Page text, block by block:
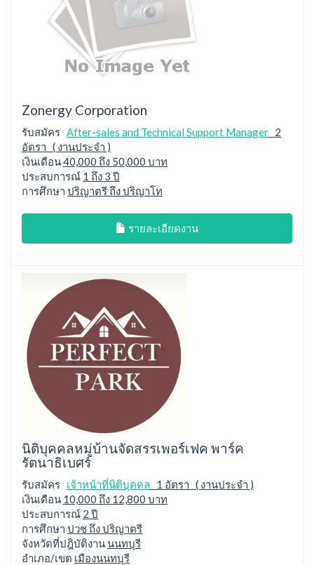
Zonergy Corporation
รับสมัคร After-sales and Technical Support Manager 2
อัตรา ( งานประจำ )
เงินเดือน40,000 ถึง 50,000 บาท
ประสบการณ์ 1 ถึง 3 ปี
การศึกษา ปริญาตรี ถึง ปริญาโท
รายละเอียดงาน
นิติบุคคลหมู่บ้านจัดสรรเพอร์เฟค พาร์ค
รัตนาธิเบศร์
รับสมัคร เจ้าหน้าที่นิติบุคคล 1 อัตรา ( งานประจำ )
เงินเดือน 10,000 ถึง 12,800 บาท
ประสบการณ์ 2 ปี
การศึกษา ปวช ถึง ปริญาตรี
จังหวัดที่ปฎิบัติงานนนทบุรี
อำเภอ/เขต เมืองนนทบุรี